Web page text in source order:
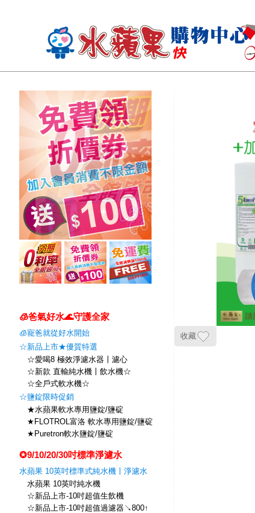
🧊爸氣好水🌊守護全家
🧊寵爸就從好水開始
☆新品上市★優質特選
☆愛喝8 極效淨濾水器〡濾心
☆新款 直輸純水機〡飲水機☆
☆全戶式軟水機☆
☆鹽錠限時促銷
★水蘋果軟水專用鹽錠/鹽碇
★FLOTROL富洛 軟水專用鹽錠/鹽碇
★Puretron軟水鹽錠/鹽碇
✪9/10/20/30吋標準淨濾水
水蘋果 10英吋標準式純水機〡淨濾水
水蘋果 10英吋純水機
☆新品上市-10吋超值生飲機
☆新品上市-10吋超值過濾器↘800↑
收藏